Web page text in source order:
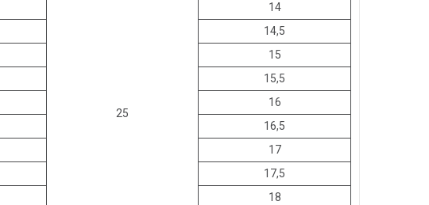
25
14
14,5
15
15,5
16
16,5
17
17,5
18